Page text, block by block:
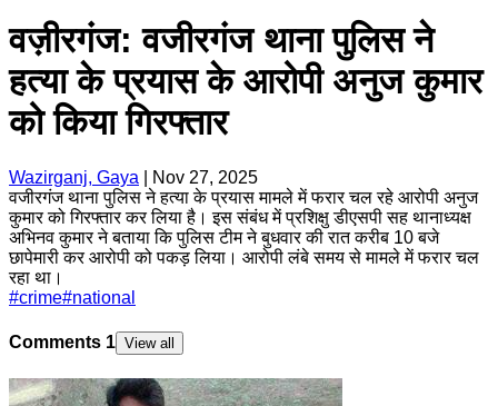
वज़ीरगंज: वजीरगंज थाना पुलिस ने
हत्या के प्रयास के आरोपी अनुज कुमार
को किया गिरफ्तार
Wazirganj, Gaya
Nov 27, 2025
वजीरगंज थाना पुलिस ने हत्या के प्रयास मामले में फरार चल रहे आरोपी अनुज
कुमार को गिरफ्तार कर लिया है। इस संबंध में प्रशिक्षु डीएसपी सह थानाध्यक्ष
अभिनव कुमार ने बताया कि पुलिस टीम ने बुधवार की रात करीब 10 बजे
छापेमारी कर आरोपी को पकड़ लिया। आरोपी लंबे समय से मामले में फरार चल
रहा था।
#crime#national
Comments 1 View all